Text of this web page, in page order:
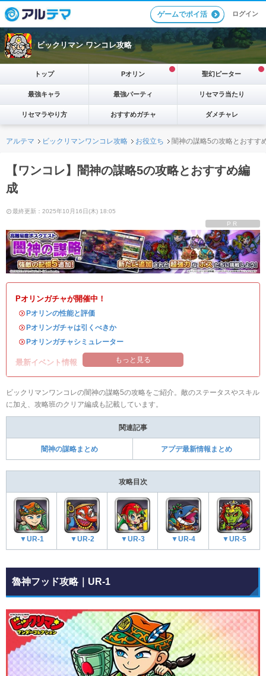
ゲームでポイ活 ログイン
ビックリマン ワンコレ攻略
トップ Pオリン 聖幻ピーター
最強キャラ 最強パーティ リセマラ当たり
リセマラやり方 おすすめガチャ ダメチャレ
アルテマ ビックリマンワンコレ攻略 お役立ち 闇神の謀略5の攻略とおすす
【ワンコレ】闇神の謀略5の攻略とおすすめ編
成
最終更新：2025年10月16日(木) 18:05
PR
Pオリンガチャが開催中！
・ Pオリンの性能と評価
・ Pオリンガチャは引くべきか
・ Pオリンガチャシミュレーター
最新イベント情報 もっと見る
ビックリマンワンコレの闇神の謀略5の攻略をご紹介。敵のステータスやスキル
に加え、攻略班のクリア編成も記載しています。
関連記事
闇神の謀略まとめ アプデ最新情報まとめ
攻略目次
▼UR-1 ▼UR-2 ▼UR-3 ▼UR-4 ▼UR-5
魯神フッド攻略｜UR-1